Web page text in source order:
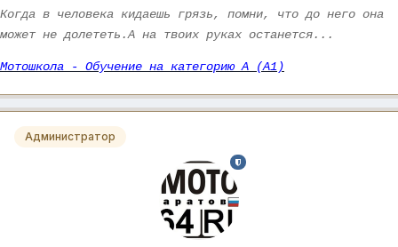
Когда в человека кидаешь грязь, помни, что до него она
может не долететь.А на твоих руках останется...
Мотошкола - Обучение на категорию А (А1)
Администратор